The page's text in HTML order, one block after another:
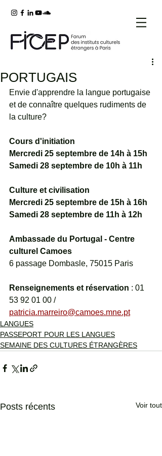
PORTUGAIS
Envie d'apprendre la langue portugaise
et de connaître quelques rudiments de
la culture?
Cours d'initiation
Mercredi 25 septembre de 14h à 15h
Samedi 28 septembre de 10h à 11h
Culture et civilisation
Mercredi 25 septembre de 15h à 16h
Samedi 28 septembre de 11h à 12h
Ambassade du Portugal - Centre
culturel Camoes
6 passage Dombasle, 75015 Paris
Renseignements et réservation : 01
53 92 01 00 /
patricia.marreiro@camoes.mne.pt
LANGUES
PASSEPORT POUR LES LANGUES
SEMAINE DES CULTURES ÉTRANGÈRES
Posts récents Voir tout